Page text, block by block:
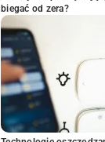
biegać od zera?